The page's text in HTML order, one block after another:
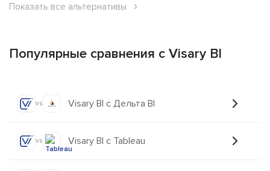
Показать все альтернативы
Популярные сравнения с Visary BI
vs Visary BI с Дельта BI
vs Visary BI с Tableau